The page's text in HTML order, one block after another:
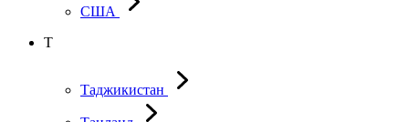
США
Т
Таджикистан